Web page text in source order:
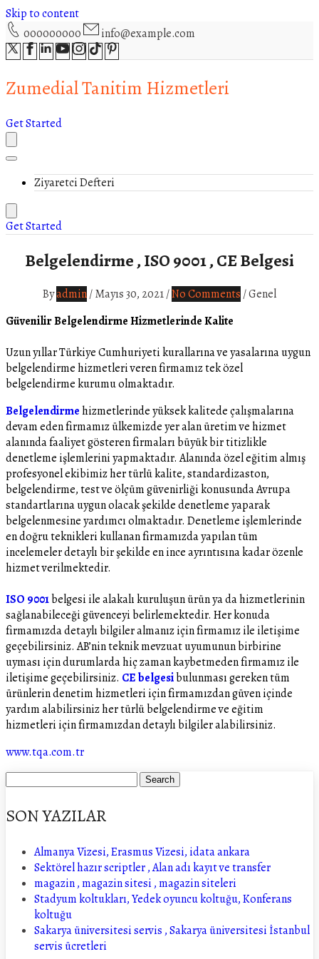
Skip to content
000000000
info@example.com
Zumedial Tanitim Hizmetleri
Get Started
Ziyaretci Defteri
Get Started
Belgelendirme , ISO 9001 , CE Belgesi
Byadmin/Mayıs 30, 2021/No Comments /Genel
Güvenilir Belgelendirme Hizmetlerinde Kalite
Uzun yıllar Türkiye Cumhuriyeti kurallarına ve yasalarına uygun
belgelendirme hizmetleri veren firmamız tek özel
belgelendirme kurumu olmaktadır.
Belgelendirmehizmetlerinde yüksek kalitede çalışmalarına
devam eden firmamız ülkemizde yer alan üretim ve hizmet
alanında faaliyet gösteren firmaları büyük bir titizlikle
denetleme işlemlerini yapmaktadır. Alanında özel eğitim almış
profesyonel ekibimiz her türlü kalite, standardizaston,
belgelendirme, test ve ölçüm güvenirliği konusunda Avrupa
standartlarına uygun olacak şekilde denetleme yaparak
belgelenmesine yardımcı olmaktadır. Denetleme işlemlerinde
en doğru teknikleri kullanan firmamızda yapılan tüm
incelemeler detaylı bir şekilde en ince ayrıntısına kadar özenle
hizmet verilmektedir.
ISO 9001belgesi ile alakalı kuruluşun ürün ya da hizmetlerinin
sağlanabileceği güvenceyi belirlemektedir. Her konuda
firmamızda detaylı bilgiler almanız için firmamız ile iletişime
geçebilirsiniz. AB’nin teknik mevzuat uyumunun birbirine
uyması için durumlarda hiç zaman kaybetmeden firmamız ile
iletişime geçebilirsiniz. CE belgesibulunması gereken tüm
ürünlerin denetim hizmetleri için firmamızdan güven içinde
yardım alabilirsiniz her türlü belgelendirme ve eğitim
hizmetleri için firmamızdan detaylı bilgiler alabilirsiniz.
www.tqa.com.tr
SON YAZILAR
Almanya Vizesi, Erasmus Vizesi, idata ankara
Sektörel hazır scriptler , Alan adı kayıt ve transfer
magazin , magazin sitesi , magazin siteleri
Stadyum koltukları, Yedek oyuncu koltuğu, Konferans
koltuğu
Sakarya üniversitesi servis , Sakarya üniversitesi İstanbul
servis ücretleri